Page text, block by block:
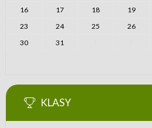
16
17 18 19
23
24 25 26
30
31
KLASY